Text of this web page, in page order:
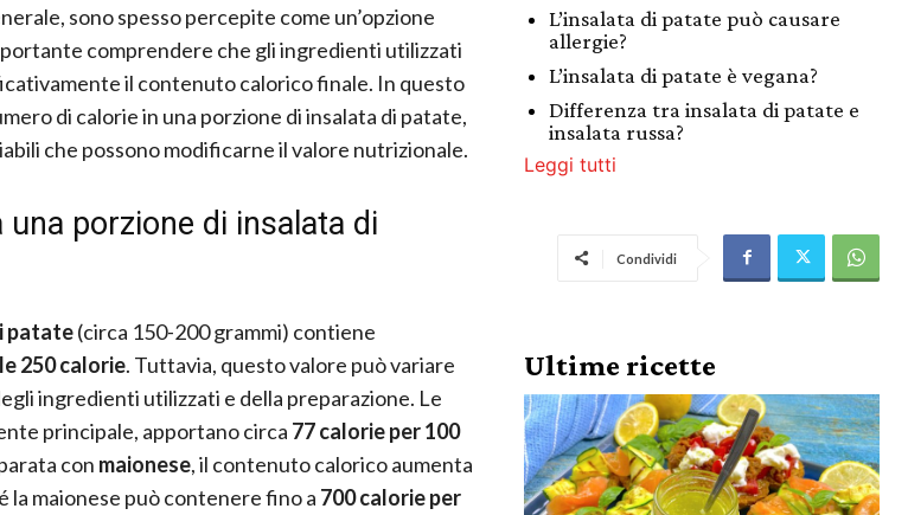
sono spesso percepite come un’opzione
comprendere che gli ingredienti utilizzati
il contenuto calorico finale. In questo
di calorie in una porzione di insalata di patate,
che possono modificarne il valore nutrizionale.
una porzione di insalata di
patate(circa 150-200 grammi) contiene
250 calorie. Tuttavia, questo valore può variare
ingredienti utilizzati e della preparazione. Le
principale, apportano circa 77 calorie per 100
con maionese, il contenuto calorico aumenta
la maionese può contenere fino a 700 calorie per
L’insalata di patate può causare
allergie?
L’insalata di patate è vegana?
Differenza tra insalata di patate e
insalata russa?
Leggi tutti
Condividi
Ultime ricette